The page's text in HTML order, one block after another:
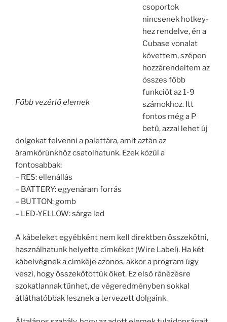
csoportok
nincsenek hotkey-
hez rendelve, én a
Cubase vonalat
követtem, szépen
hozzárendeltem az
összes főbb
funkciót az 1-9
számokhoz. Itt
fontos még a P
betű, azzal lehet új
dolgokat felvenni a
palettára, amit
– BATTERY:
egyenáram forrás
– BUTTON: gomb
– LED-YELLOW: sárga led
A kábeleket egyébként nem kell direktben összekötni,